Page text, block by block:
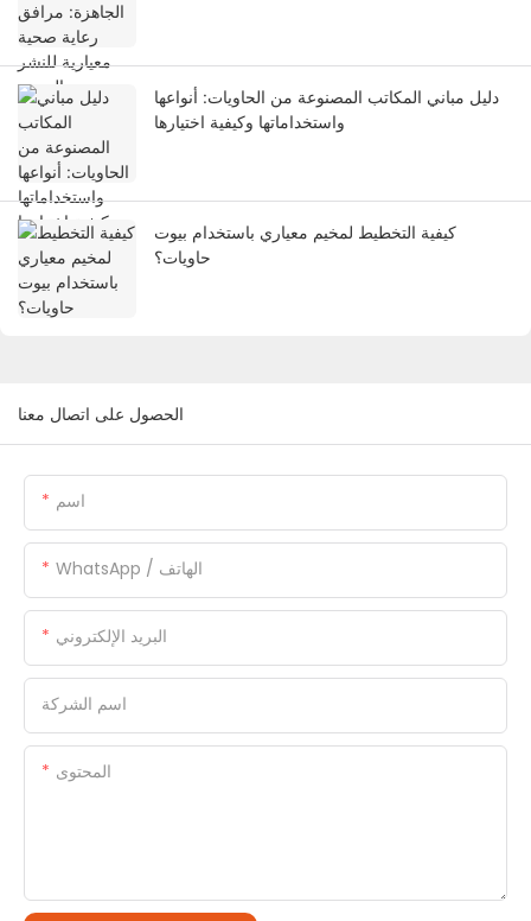
دليل مباني المكاتب المصنوعة من الحاويات: أنواعها
واستخداماتها وكيفية اختيارها
كيفية التخطيط لمخيم معياري باستخدام بيوت
حاويات؟
الحصول على اتصال معنا
اسم
WhatsApp / الهاتف
البريد الإلكتروني
اسم الشركة
المحتوى